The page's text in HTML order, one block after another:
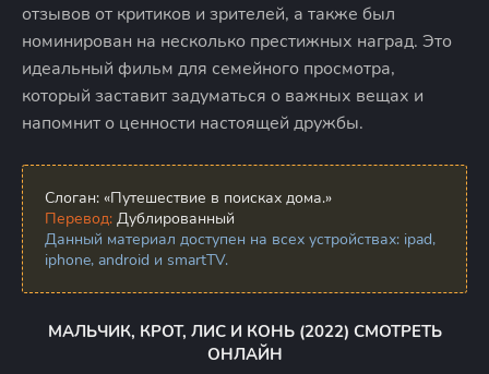
отзывов от критиков и зрителей, а также был
номинирован на несколько престижных наград. Это
идеальный фильм для семейного просмотра,
который заставит задуматься о важных вещах и
напомнит о ценности настоящей дружбы.
Слоган: «Путешествие в поисках дома.»
Перевод: Дублированный
Данный материал доступен на всех устройствах: ipad,
iphone, android и smartTV.
МАЛЬЧИК, КРОТ, ЛИС И КОНЬ (2022) СМОТРЕТЬ
ОНЛАЙН